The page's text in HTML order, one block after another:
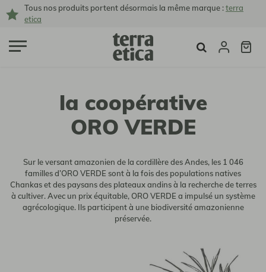
Tous nos produits portent désormais la même marque :terra
etica
la coopérative
ORO VERDE
Sur le versant amazonien de la cordillère des Andes, les 1 046
familles d’ORO VERDE sont à la fois des populations natives
Chankas et des paysans des plateaux andins à la recherche de terres
à cultiver. Avec un prix équitable, ORO VERDE a impulsé un système
agrécologique. Ils participent à une biodiversité amazonienne
préservée.